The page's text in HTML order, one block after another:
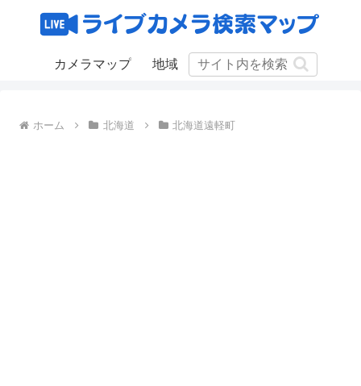
カメラマップ 地域
ホーム 北海道 北海道遠軽町